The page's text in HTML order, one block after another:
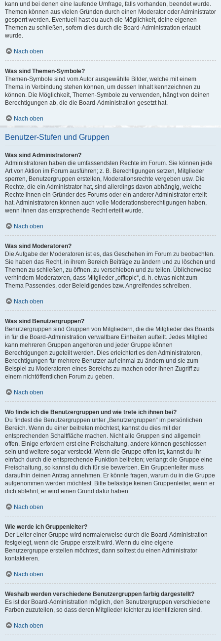
kann und bei denen eine laufende Umfrage, falls vorhanden, beendet wurde.
Themen können aus vielen Gründen durch einen Moderator oder Administrator
gesperrt werden. Eventuell hast du auch die Möglichkeit, deine eigenen
Themen zu schließen, sofern dies durch die Board-Administration erlaubt
wurde.
Nach oben
Was sind Themen-Symbole?
Themen-Symbole sind vom Autor ausgewählte Bilder, welche mit einem
Thema in Verbindung stehen können, um dessen Inhalt kennzeichnen zu
können. Die Möglichkeit, Themen-Symbole zu verwenden, hängt von deinen
Berechtigungen ab, die die Board-Administration gesetzt hat.
Nach oben
Benutzer-Stufen und Gruppen
Was sind Administratoren?
Administratoren haben die umfassendsten Rechte im Forum. Sie können jede
Art von Aktion im Forum ausführen; z. B. Berechtigungen setzen, Mitglieder
sperren, Benutzergruppen erstellen, Moderationsrechte vergeben usw. Die
Rechte, die ein Administrator hat, sind allerdings davon abhängig, welche
Rechte ihnen ein Gründer des Forums oder ein anderer Administrator erteilt
hat. Administratoren können auch volle Moderationsberechtigungen haben,
wenn ihnen das entsprechende Recht erteilt wurde.
Nach oben
Was sind Moderatoren?
Die Aufgabe der Moderatoren ist es, das Geschehen im Forum zu beobachten.
Sie haben das Recht, in ihrem Bereich Beiträge zu ändern und zu löschen und
Themen zu schließen, zu öffnen, zu verschieben und zu teilen. Üblicherweise
verhindern Moderatoren, dass Mitglieder „offtopic“, d. h. etwas nicht zum
Thema Passendes, oder Beleidigendes bzw. Angreifendes schreiben.
Nach oben
Was sind Benutzergruppen?
Benutzergruppen sind Gruppen von Mitgliedern, die die Mitglieder des Boards
in für die Board-Administration verwaltbare Einheiten aufteilt. Jedes Mitglied
kann mehreren Gruppen angehören und jeder Gruppe können
Berechtigungen zugeteilt werden. Dies erleichtert es den Administratoren,
Berechtigungen für mehrere Benutzer auf einmal zu ändern und sie zum
Beispiel zu Moderatoren eines Bereichs zu machen oder ihnen Zugriff zu
einem nichtöffentlichen Forum zu geben.
Nach oben
Wo finde ich die Benutzergruppen und wie trete ich ihnen bei?
Du findest die Benutzergruppen unter „Benutzergruppen“ im persönlichen
Bereich. Wenn du einer beitreten möchtest, kannst du dies mit der
entsprechenden Schaltfläche machen. Nicht alle Gruppen sind allgemein
offen. Einige erfordern erst eine Freischaltung, andere können geschlossen
sein und weitere sogar versteckt. Wenn die Gruppe offen ist, kannst du ihr
einfach durch die entsprechende Funktion beitreten; verlangt die Gruppe eine
Freischaltung, so kannst du dich für sie bewerben. Ein Gruppenleiter muss
daraufhin deinen Antrag annehmen. Er könnte fragen, warum du in die Gruppe
aufgenommen werden möchtest. Bitte belästige keinen Gruppenleiter, wenn er
dich ablehnt, er wird einen Grund dafür haben.
Nach oben
Wie werde ich Gruppenleiter?
Der Leiter einer Gruppe wird normalerweise durch die Board-Administration
festgelegt, wenn die Gruppe erstellt wird. Wenn du eine eigene
Benutzergruppe erstellen möchtest, dann solltest du einen Administrator
kontaktieren.
Nach oben
Weshalb werden verschiedene Benutzergruppen farbig dargestellt?
Es ist der Board-Administration möglich, den Benutzergruppen verschiedene
Farben zuzuteilen, so dass deren Mitglieder leichter zu identifizieren sind.
Nach oben